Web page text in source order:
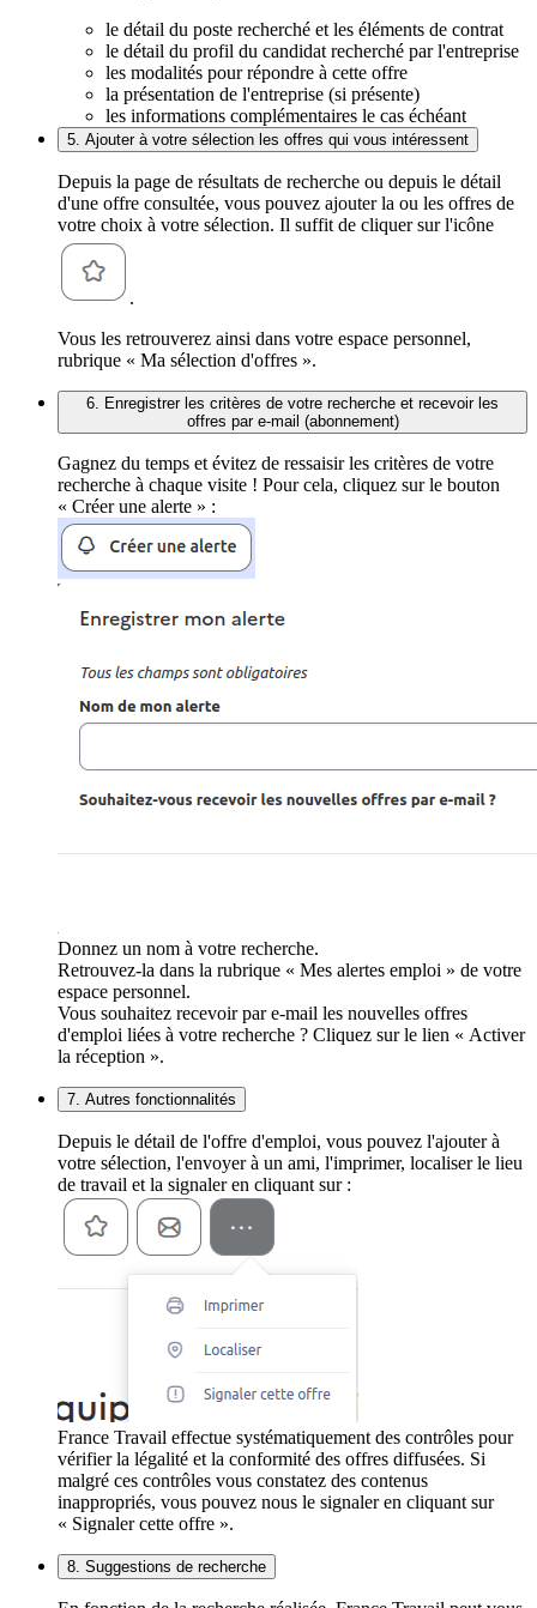
le détail du poste recherché et les éléments de contrat
le détail du profil du candidat recherché par l'entreprise
les modalités pour répondre à cette offre
la présentation de l'entreprise (si présente)
les informations complémentaires le cas échéant
5. Ajouter à votre sélection les offres qui vous intéressent
Depuis la page de résultats de recherche ou depuis le détail
d'une offre consultée, vous pouvez ajouter la ou les offres de
votre choix à votre sélection. Il suffit de cliquer sur l'icône
.
Vous les retrouverez ainsi dans votre espace personnel,
rubrique « Ma sélection d'offres ».
6. Enregistrer les critères de votre recherche et recevoir les
offres par e-mail (abonnement)
Gagnez du temps et évitez de ressaisir les critères de votre
recherche à chaque visite ! Pour cela, cliquez sur le bouton
« Créer une alerte » :
Donnez un nom à votre recherche.
Retrouvez-la dans la rubrique « Mes alertes emploi » de votre
espace personnel.
Vous souhaitez recevoir par e-mail les nouvelles offres
d'emploi liées à votre recherche ? Cliquez sur le lien « Activer
la réception ».
7. Autres fonctionnalités
Depuis le détail de l'offre d'emploi, vous pouvez l'ajouter à
votre sélection, l'envoyer à un ami, l'imprimer, localiser le lieu
de travail et la signaler en cliquant sur :
France Travail effectue systématiquement des contrôles pour
vérifier la légalité et la conformité des offres diffusées. Si
malgré ces contrôles vous constatez des contenus
inappropriés, vous pouvez nous le signaler en cliquant sur
« Signaler cette offre ».
8. Suggestions de recherche